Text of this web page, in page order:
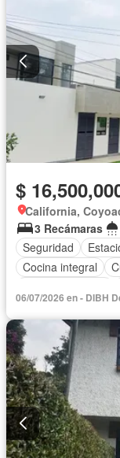
$
California,
3 Recámaras
Seguridad
Cocina integral
Circuito cerrado de
Cuarto de Limpieza
Despacho
Sin amueblar
06/07/2026 en - DIBH